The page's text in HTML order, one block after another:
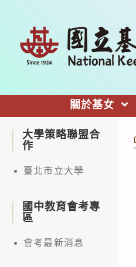
關於基女
大學策略聯盟合
作
臺北市立大學
國中教育會考專
區
會考最新消息